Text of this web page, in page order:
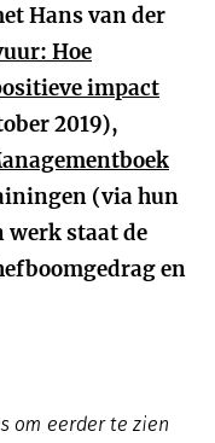
Hans van der
Hoe
impact
2019),
(via hun
werk staat de
en
om eerder te zien